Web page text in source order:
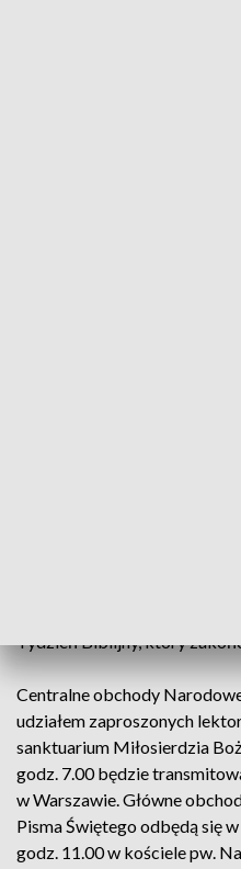
Tydzień Biblijny, który
Centralne obchody
udziałem zaproszonych
sanktuarium Miłosierdzia
godz. 7.00 będzie
w Warszawie. Główne
Pisma Świętego odbędą się
godz. 11.00 w kościele pw.